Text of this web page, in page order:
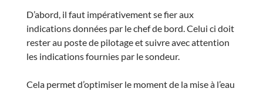
D’abord, il faut impérativement se fier aux
indications données par le chef de bord. Celui ci doit
rester au poste de pilotage et suivre avec attention
les indications fournies par le sondeur.
Cela permet d’optimiser le moment de la mise à l’eau